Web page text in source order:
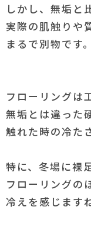
しかし、無垢と
実際の肌触りや
まるで別物です。
フローリングは
無垢とは違った
触れた時の冷た
特に、冬場に裸
フローリングの
冷えを感じます